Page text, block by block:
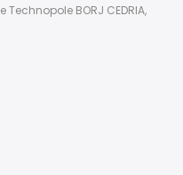
Technopole BORJ CEDRIA,